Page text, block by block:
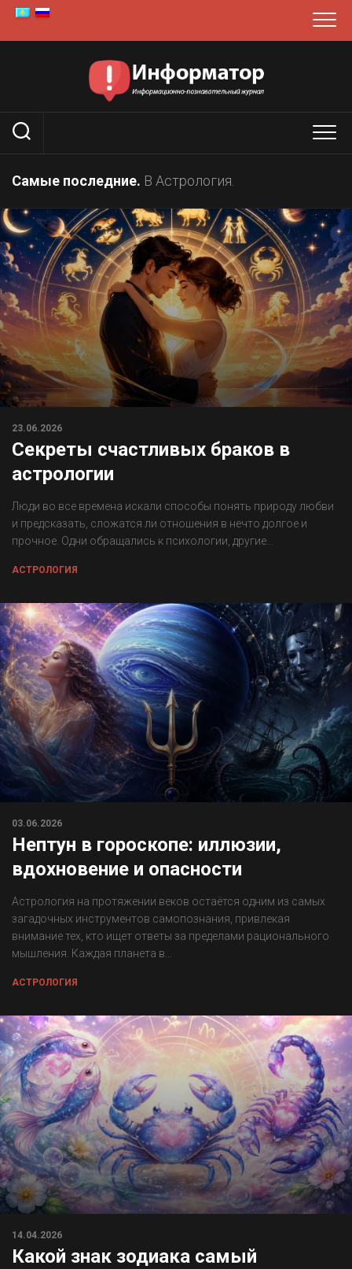
Перейти
содержанию
Самые последние. В Астрология.
23.06.2026
Секреты счастливых браков в
астрологии
Люди во все времена искали способы понять природу любви
и предсказать, сложатся ли отношения в нечто долгое и
прочное. Одни обращались к психологии, другие...
АСТРОЛОГИЯ
03.06.2026
Нептун в гороскопе: иллюзии,
вдохновение и опасности
Астрология на протяжении веков остаётся одним из самых
загадочных инструментов самопознания, привлекая
внимание тех, кто ищет ответы за пределами рационального
мышления. Каждая планета в...
АСТРОЛОГИЯ
14.04.2026
Какой знак зодиака самый